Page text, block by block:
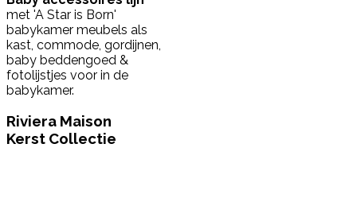
met 'A Star is Born'
babykamer meubels als
kast, commode, gordijnen,
baby beddengoed &
fotolijstjes voor in de
babykamer.
Riviera Maison
Kerst Collectie